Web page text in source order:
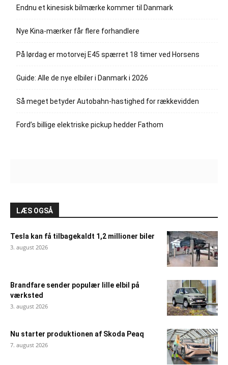
Endnu et kinesisk bilmærke kommer til Danmark
Nye Kina-mærker får flere forhandlere
På lørdag er motorvej E45 spærret 18 timer ved Horsens
Guide: Alle de nye elbiler i Danmark i 2026
Så meget betyder Autobahn-hastighed for rækkevidden
Ford’s billige elektriske pickup hedder Fathom
LÆS OGSÅ
Tesla kan få tilbagekaldt 1,2 millioner biler
3. august 2026
Brandfare sender populær lille elbil på
værksted
3. august 2026
Nu starter produktionen af Skoda Peaq
7. august 2026